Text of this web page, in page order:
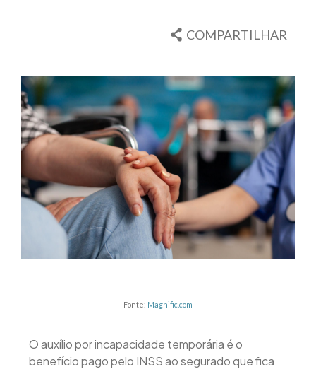
COMPARTILHAR
Fonte: Magnific.com
O auxílio por incapacidade temporária é o
benefício pago pelo INSS ao segurado que fica